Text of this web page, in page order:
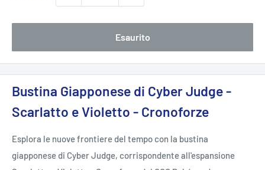
Esaurito
Bustina Giapponese di Cyber Judge -
Scarlatto e Violetto - Cronoforze
Esplora le nuove frontiere del tempo con la bustina
giapponese di Cyber Judge, corrispondente all'espansione